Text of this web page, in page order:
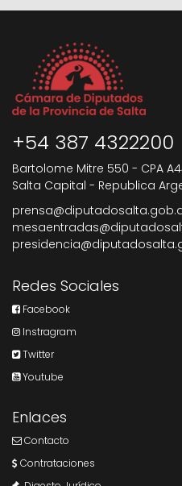
+54 387 4322200
Bartolome Mitre 550 - CPA
Salta Capital - Republica
Redes Sociales
Facebook
Instragram
Twitter
Youtube
Enlaces
Contacto
Contrataciones